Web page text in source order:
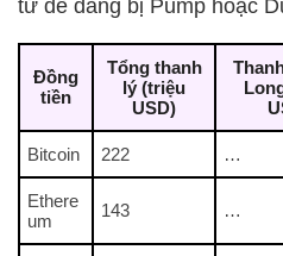
tử dễ dàng bị Pump hoặc
Đồng
tiền
Tổng thanh
lý (triệu
USD)
Bitcoin 222 …
Ethere
um
143 …